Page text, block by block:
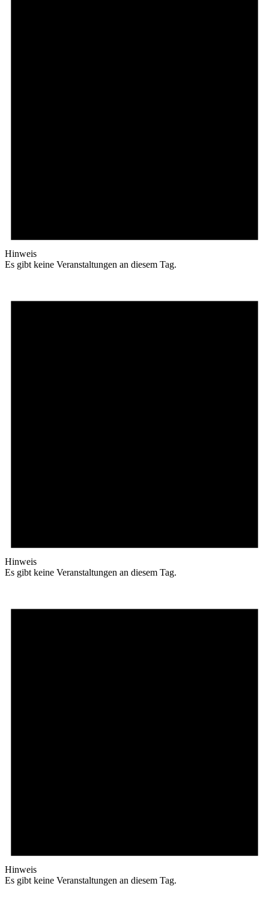
Hinweis
Es gibt keine Veranstaltungen an diesem Tag.
Hinweis
Es gibt keine Veranstaltungen an diesem Tag.
Hinweis
Es gibt keine Veranstaltungen an diesem Tag.